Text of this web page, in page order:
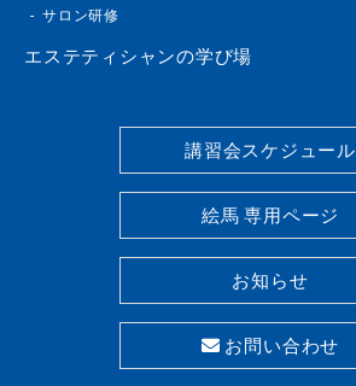
講習会スケジュール
絵馬 専用ページ
お知らせ
お問い合わせ
サロン研修
エステティシャンの学び場